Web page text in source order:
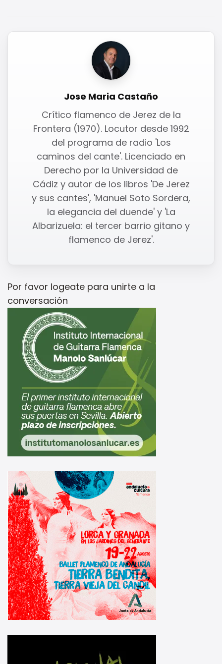
Jose Maria Castaño
Crítico flamenco de Jerez de la
Frontera (1970). Locutor desde 1992
del programa de radio 'Los
caminos del cante'. Licenciado en
Derecho por la Universidad de
Cádiz y autor de los libros 'De Jerez
y sus cantes', 'Manuel Soto Sordera,
la elegancia del duende' y 'La
Albarizuela: el tercer barrio gitano y
flamenco de Jerez'.
Por favor logeate para unirte a la
conversación